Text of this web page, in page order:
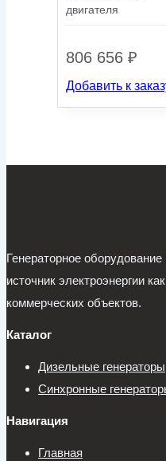
двигателя
806 656 ₽
Добавить к
Генераторное
источник электроэнергии
коммерческих объектов.
Каталог
Дизельные генераторы
Синхронные
Навигация
Главная